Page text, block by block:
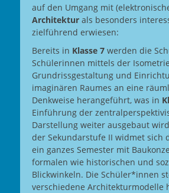
auf den Umgang mit
Architektur als besonders
zielführend erwiesen:
Bereits in Klasse 7 werden die
Schülerinnen mittels der
Grundrissgestaltung und
imaginären Raumes an eine
Denkweise herangeführt, was in
Einführung der
Darstellung weiter ausgebaut
der Sekundarstufe II widmet sich
ein ganzes Semester mit
formalen wie historischen und
Blickwinkeln. Die Schüler*innen
verschiedene Architekturmodelle